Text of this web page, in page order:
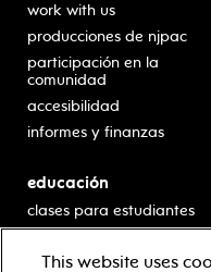
work with us
producciones de njpac
participación en la
comunidad
accesibilidad
informes y finanzas
educación
clases para estudiantes
escolar
This website uses